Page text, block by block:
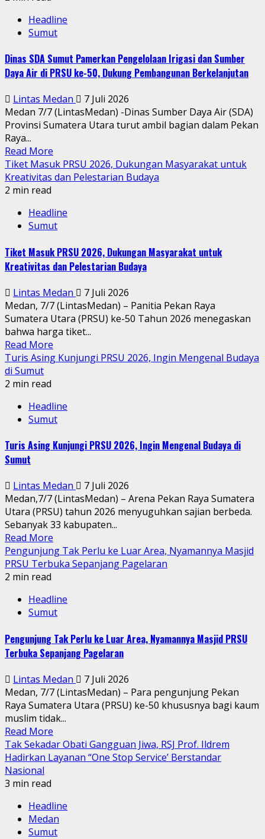
Headline
Sumut
Dinas SDA Sumut Pamerkan Pengelolaan Irigasi dan Sumber
Daya Air di PRSU ke-50, Dukung Pembangunan Berkelanjutan
Lintas Medan
7 Juli 2026
Medan 7/7 (LintasMedan) -Dinas Sumber Daya Air (SDA)
Provinsi Sumatera Utara turut ambil bagian dalam Pekan
Raya...
Read More
Tiket Masuk PRSU 2026, Dukungan Masyarakat untuk
Kreativitas dan Pelestarian Budaya
2 min read
Headline
Sumut
Tiket Masuk PRSU 2026, Dukungan Masyarakat untuk
Kreativitas dan Pelestarian Budaya
Lintas Medan
7 Juli 2026
Medan, 7/7 (LintasMedan) – Panitia Pekan Raya
Sumatera Utara (PRSU) ke-50 Tahun 2026 menegaskan
bahwa harga tiket...
Read More
Turis Asing Kunjungi PRSU 2026, Ingin Mengenal Budaya
di Sumut
2 min read
Headline
Sumut
Turis Asing Kunjungi PRSU 2026, Ingin Mengenal Budaya di
Sumut
Lintas Medan
7 Juli 2026
Medan,7/7 (LintasMedan) – Arena Pekan Raya Sumatera
Utara (PRSU) tahun 2026 menyuguhkan sajian berbeda.
Sebanyak 33 kabupaten...
Read More
Pengunjung Tak Perlu ke Luar Area, Nyamannya Masjid
PRSU Terbuka Sepanjang Pagelaran
2 min read
Headline
Sumut
Pengunjung Tak Perlu ke Luar Area, Nyamannya Masjid PRSU
Terbuka Sepanjang Pagelaran
Lintas Medan
7 Juli 2026
Medan, 7/7 (LintasMedan) – Para pengunjung Pekan
Raya Sumatera Utara (PRSU) ke-50 khususnya bagi kaum
muslim tidak...
Read More
Tak Sekadar Obati Gangguan Jiwa, RSJ Prof. Ildrem
Hadirkan Layanan “One Stop Service’ Berstandar
Nasional
3 min read
Headline
Medan
Sumut